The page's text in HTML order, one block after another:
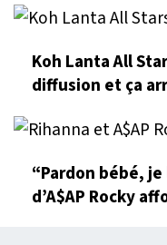
Koh Lanta All
diffusion et ça
“Pardon bébé,
d’A$AP Rocky